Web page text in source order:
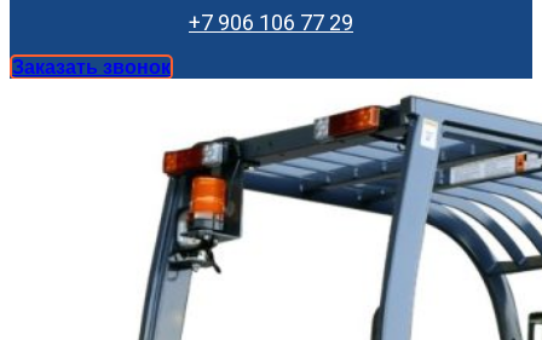
+7 906 106 77 29
Заказать звонок